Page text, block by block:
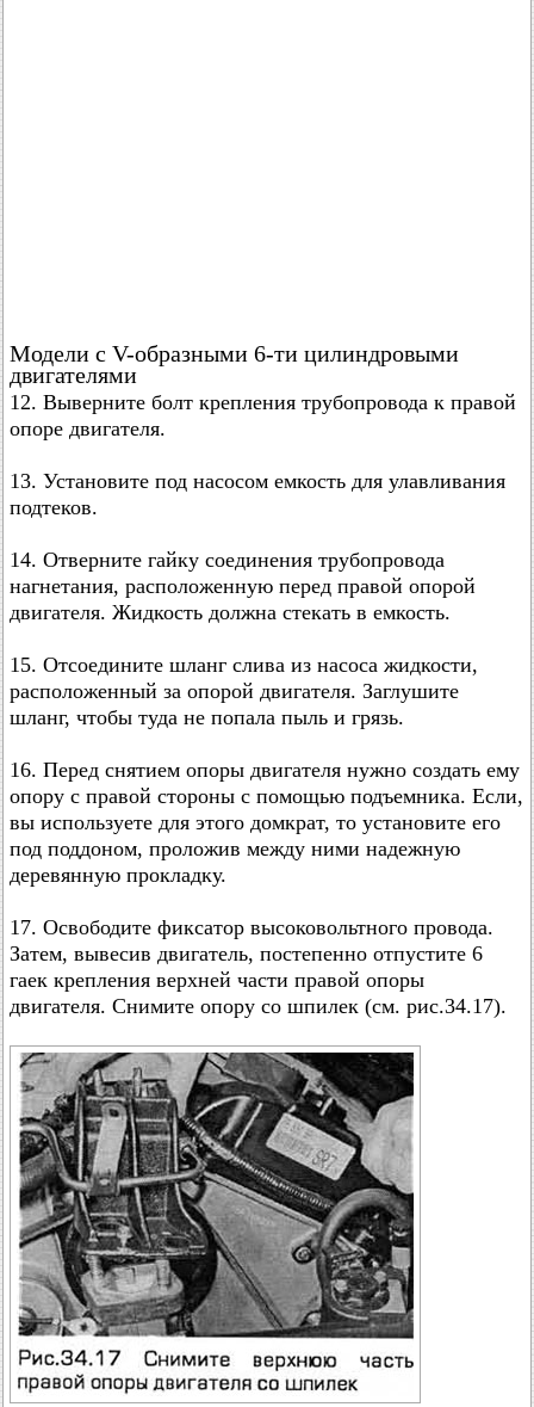
Модели с V-образными 6-ти цилиндровыми
двигателями
12. Выверните болт крепления трубопровода к правой
опоре двигателя.
13. Установите под насосом емкость для улавливания
подтеков.
14. Отверните гайку соединения трубопровода
нагнетания, расположенную перед правой опорой
двигателя. Жидкость должна стекать в емкость.
15. Отсоедините шланг слива из насоса жидкости,
расположенный за опорой двигателя. Заглушите
шланг, чтобы туда не попала пыль и грязь.
16. Перед снятием опоры двигателя нужно создать ему
опору с правой стороны с помощью подъемника. Если,
вы используете для этого домкрат, то установите его
под поддоном, проложив между ними надежную
деревянную прокладку.
17. Освободите фиксатор высоковольтного провода.
Затем, вывесив двигатель, постепенно отпустите 6
гаек крепления верхней части правой опоры
двигателя. Снимите опору со шпилек (см. рис.34.17).